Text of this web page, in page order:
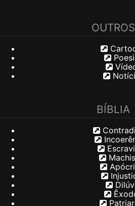
OUTROS
BÍBLIA